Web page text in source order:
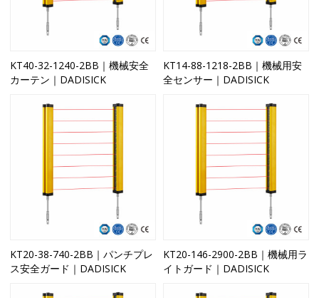
KT40-32-1240-2BB｜機械安全
カーテン｜DADISICK
KT14-88-1218-2BB｜機械用安
全センサー｜DADISICK
KT20-38-740-2BB｜パンチプレ
ス安全ガード｜DADISICK
KT20-146-2900-2BB｜機械用ラ
イトガード｜DADISICK